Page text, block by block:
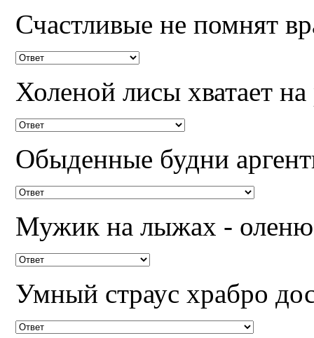
Счастливые не помнят
Холеной лисы хватает
Обыденные будни
Мужик на лыжах -
Умный страус храбро